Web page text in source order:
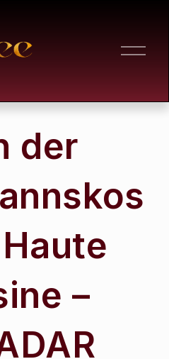
M
e
ö
der
–